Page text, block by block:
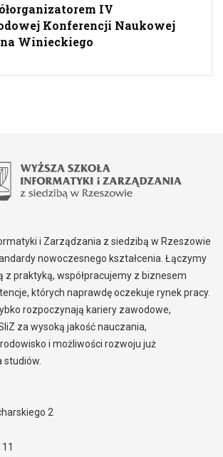
IV
Konferencji Naukowej
Winieckiego
i Zarządzania z siedzibą w Rzeszowie
nowoczesnego kształcenia. Łączymy
z praktyką, współpracujemy z biznesem
których naprawdę oczekuje rynek pracy.
rozpoczynają kariery zawodowe,
za wysoką jakość nauczania,
i możliwości rozwoju już
studiów.
2